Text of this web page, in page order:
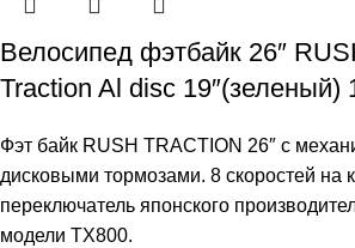
Велосипед фэтбайк 26″
Traction Al disc 19″(зеленый)
Фэт байк RUSH TRACTION 26″ с
дисковыми тормозами. 8 скоростей на
переключатель японского
модели ТХ800.